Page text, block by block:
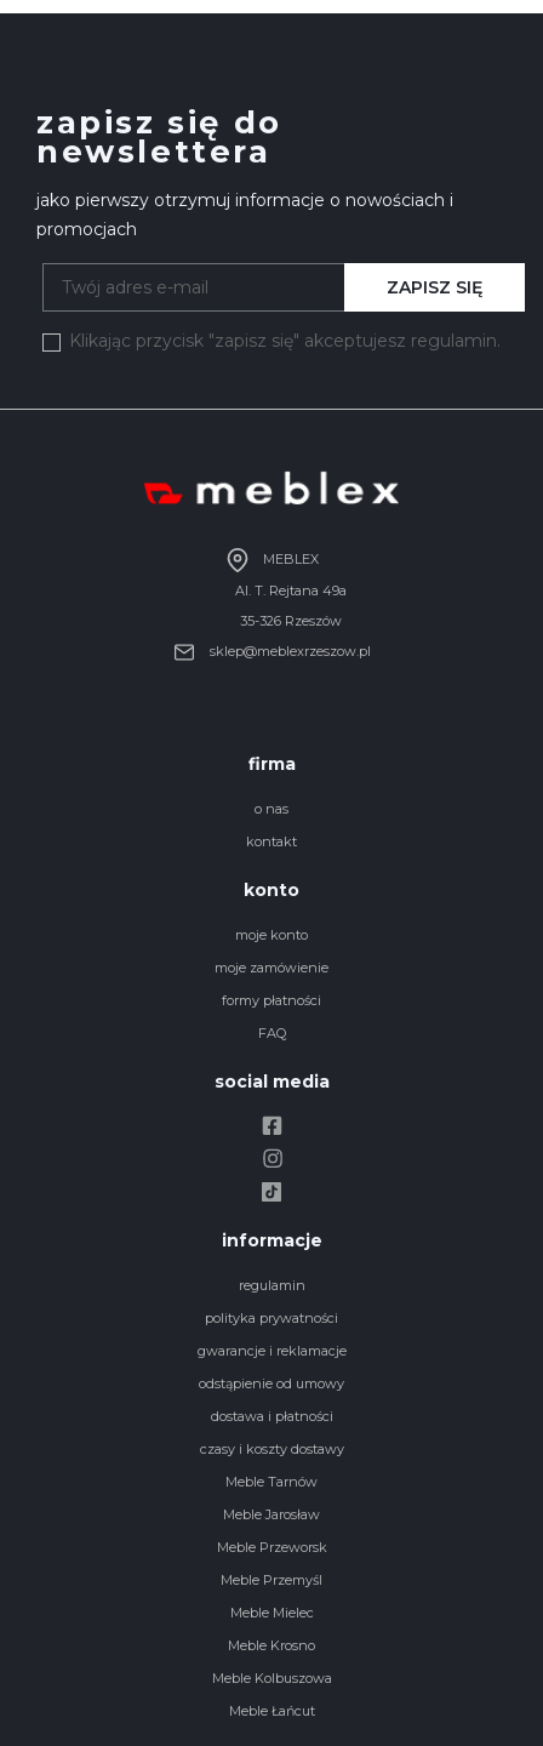
zapisz się do
newslettera
jako pierwszy otrzymuj informacje o nowościach i
promocjach
Klikając przycisk "zapisz się" akceptujesz regulamin.
ZAPISZ SIĘ
MEBLEX
Al. T. Rejtana 49a
35-326 Rzeszów
sklep@meblexrzeszow.pl
firma
o nas
kontakt
konto
moje konto
moje zamówienie
formy płatności
FAQ
social media
informacje
regulamin
polityka prywatności
gwarancje i reklamacje
odstąpienie od umowy
dostawa i płatności
czasy i koszty dostawy
Meble Tarnów
Meble Jarosław
Meble Przeworsk
Meble Przemyśl
Meble Mielec
Meble Krosno
Meble Kolbuszowa
Meble Łańcut